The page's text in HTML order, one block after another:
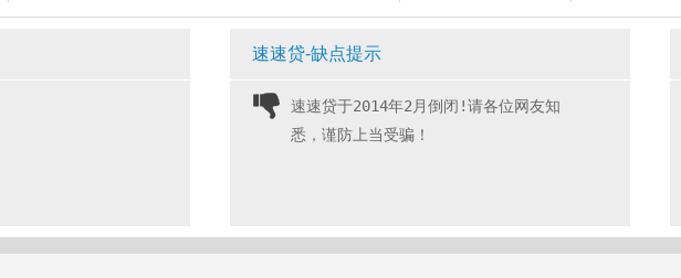
速速贷-缺点提示
速速贷于2014年2月倒闭!请各位网友知
悉，谨防上当受骗！